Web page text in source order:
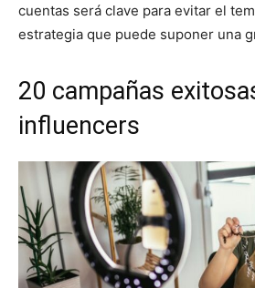
cuentas será clave para evitar el
estrategia que puede suponer una
20 campañas
influencers